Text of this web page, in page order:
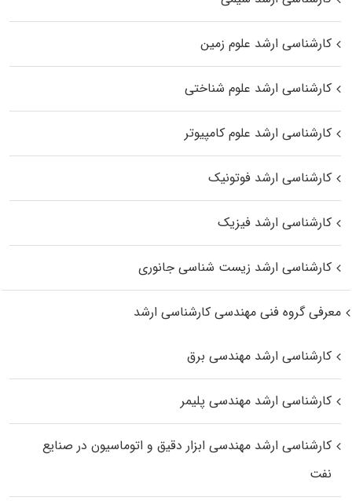
کارشناسی ارشد علوم زمین
کارشناسی ارشد علوم شناختی
کارشناسی ارشد علوم کامپیوتر
کارشناسی ارشد فوتونیک
کارشناسی ارشد فیزیک
کارشناسی ارشد زیست‌ شناسی جانوری
معرفی گروه فنی مهندسی کارشناسی ارشد
کارشناسی ارشد مهندسی برق
کارشناسی ارشد مهندسی پلیمر
کارشناسی ارشد مهندسی ابزار دقیق و اتوماسیون در صنایع
نفت